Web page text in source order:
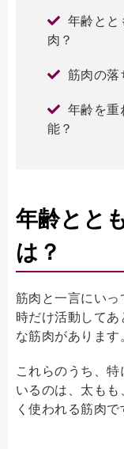
年齢と
肉？
筋肉の落
年齢を
能？
年齢とと
は？
筋肉と一言にい
時だけ活動して
な筋肉があります。
これらのうち、
いるのは、太も
く使われる筋肉で